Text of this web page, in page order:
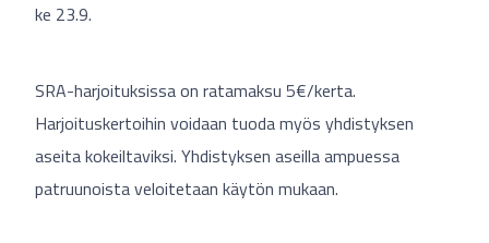
ke 23.9.
SRA-harjoituksissa on ratamaksu 5€/kerta.
Harjoituskertoihin voidaan tuoda myös yhdistyksen
aseita kokeiltaviksi. Yhdistyksen aseilla ampuessa
patruunoista veloitetaan käytön mukaan.